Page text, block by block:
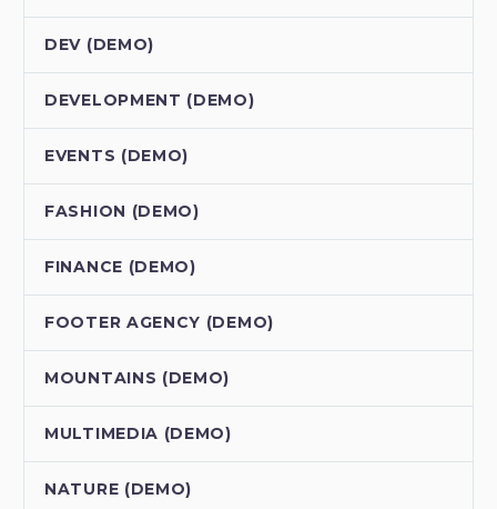
DEV (DEMO)
DEVELOPMENT (DEMO)
EVENTS (DEMO)
FASHION (DEMO)
FINANCE (DEMO)
FOOTER AGENCY (DEMO)
MOUNTAINS (DEMO)
MULTIMEDIA (DEMO)
NATURE (DEMO)